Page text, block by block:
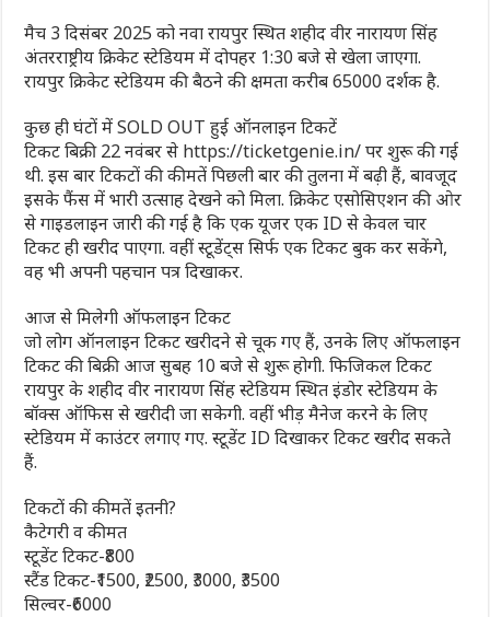
मैच 3 दिसंबर 2025 को नवा रायपुर स्थित शहीद वीर नारायण सिंह
अंतरराष्ट्रीय क्रिकेट स्टेडियम में दोपहर 1:30 बजे से खेला जाएगा.
रायपुर क्रिकेट स्टेडियम की बैठने की क्षमता करीब 65000 दर्शक है.
कुछ ही घंटों में SOLD OUT हुई ऑनलाइन टिकटें
टिकट बिक्री 22 नवंबर से https://ticketgenie.in/ पर शुरू की गई
थी. इस बार टिकटों की कीमतें पिछली बार की तुलना में बढ़ी हैं, बावजूद
इसके फैंस में भारी उत्साह देखने को मिला. क्रिकेट एसोसिएशन की ओर
से गाइडलाइन जारी की गई है कि एक यूजर एक ID से केवल चार
टिकट ही खरीद पाएगा. वहीं स्टूडेंट्स सिर्फ एक टिकट बुक कर सकेंगे,
वह भी अपनी पहचान पत्र दिखाकर.
आज से मिलेगी ऑफलाइन टिकट
जो लोग ऑनलाइन टिकट खरीदने से चूक गए हैं, उनके लिए ऑफलाइन
टिकट की बिक्री आज सुबह 10 बजे से शुरू होगी. फिजिकल टिकट
रायपुर के शहीद वीर नारायण सिंह स्टेडियम स्थित इंडोर स्टेडियम के
बॉक्स ऑफिस से खरीदी जा सकेगी. वहीं भीड़ मैनेज करने के लिए
स्टेडियम में काउंटर लगाए गए. स्टूडेंट ID दिखाकर टिकट खरीद सकते
हैं.
टिकटों की कीमतें इतनी?
कैटेगरी व कीमत
स्टूडेंट टिकट-₹800
स्टैंड टिकट-₹1500, ₹2500, ₹3000, ₹3500
सिल्वर-₹6000